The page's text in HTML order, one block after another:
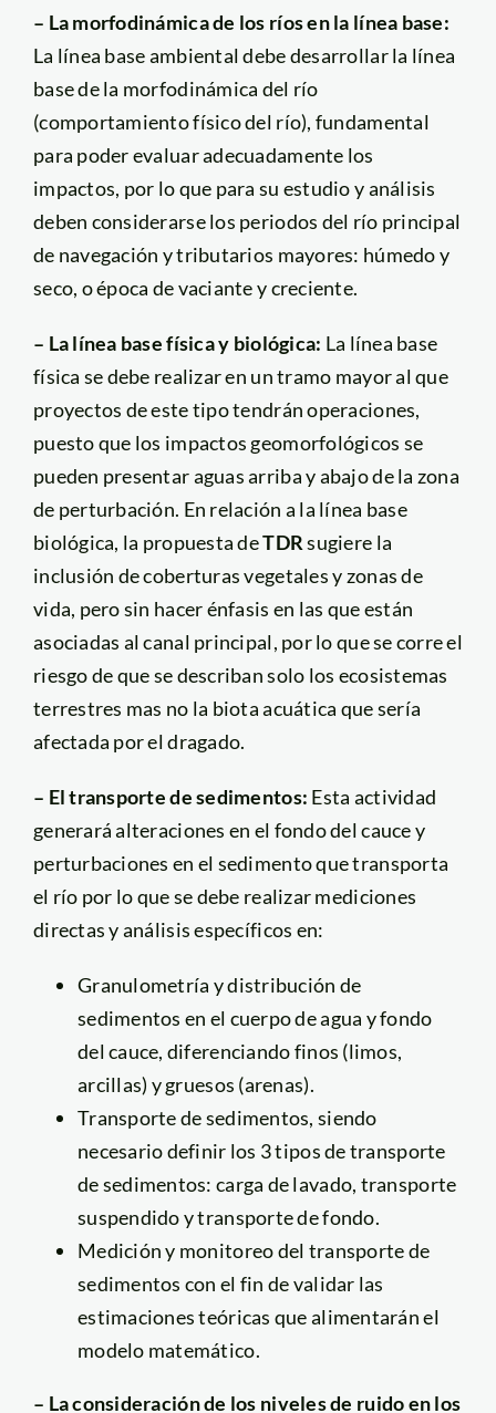
– La morfodinámica de los ríos en la línea base:
La línea base ambiental debe desarrollar la línea
base de la morfodinámica del río
(comportamiento físico del río), fundamental
para poder evaluar adecuadamente los
impactos, por lo que para su estudio y análisis
deben considerarse los periodos del río principal
de navegación y tributarios mayores: húmedo y
seco, o época de vaciante y creciente.
– La línea base física y biológica: La línea base
física se debe realizar en un tramo mayor al que
proyectos de este tipo tendrán operaciones,
puesto que los impactos geomorfológicos se
pueden presentar aguas arriba y abajo de la zona
de perturbación. En relación a la línea base
biológica, la propuesta deTDRsugiere la
inclusión de coberturas vegetales y zonas de
vida, pero sin hacer énfasis en las que están
asociadas al canal principal, por lo que se corre el
riesgo de que se describan solo los ecosistemas
terrestres mas no la biota acuática que sería
afectada por el dragado.
– El transporte de sedimentos: Esta actividad
generará alteraciones en el fondo del cauce y
perturbaciones en el sedimento que transporta
el río por lo que se debe realizar mediciones
directas y análisis específicos en:
Granulometría y distribución de
sedimentos en el cuerpo de agua y fondo
del cauce, diferenciando finos (limos,
arcillas) y gruesos (arenas).
Transporte de sedimentos, siendo
necesario definir los 3 tipos de transporte
de sedimentos: carga de lavado, transporte
suspendido y transporte de fondo.
Medición y monitoreo del transporte de
sedimentos con el fin de validar las
estimaciones teóricas que alimentarán el
modelo matemático.
– La consideración de los niveles de ruido en los